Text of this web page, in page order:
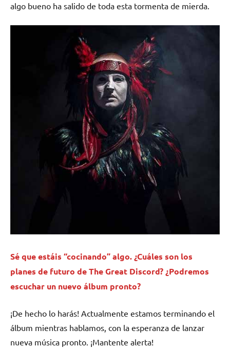
algo bueno ha salido de toda esta tormenta de mierda.
Sé que estáis “cocinando” algo. ¿Cuáles son los
planes de futuro de The Great Discord? ¿Podremos
escuchar un nuevo álbum pronto?
¡De hecho lo harás! Actualmente estamos terminando el
álbum mientras hablamos, con la esperanza de lanzar
nueva música pronto. ¡Mantente alerta!